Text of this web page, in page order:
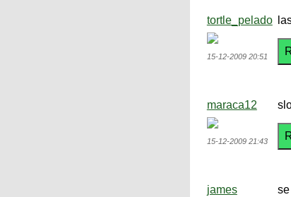
tortle_pelado
15-12-2009 20:51
maraca12
15-12-2009 21:43
james